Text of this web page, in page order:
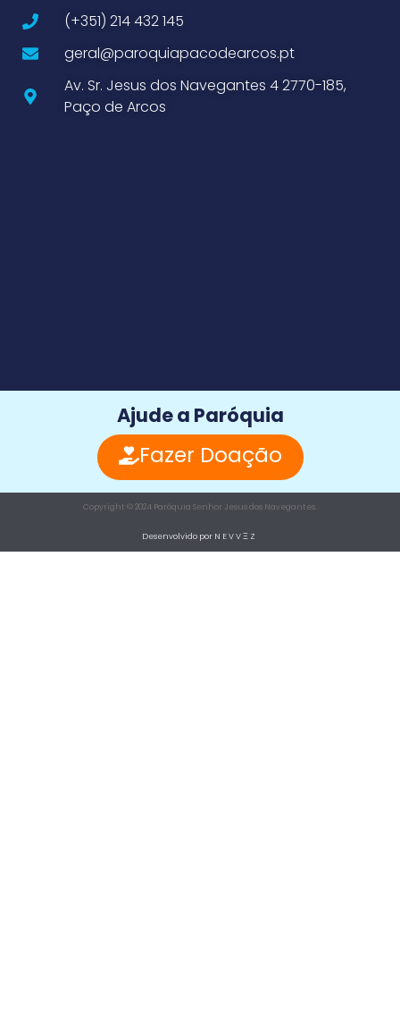
(+351) 214 432 145
geral@paroquiapacodearcos.pt
Av. Sr. Jesus dos Navegantes 4 2770-185,
Paço de Arcos
Ajude a Paróquia
Fazer Doação
Copyright © 2024 Paróquia Senhor Jesus dos Navegantes.
Desenvolvido por N E V V Ξ Z